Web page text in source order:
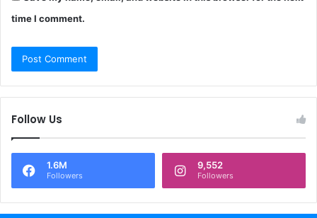
time I comment.
Follow Us
1.6M
Followers
9,552
Followers